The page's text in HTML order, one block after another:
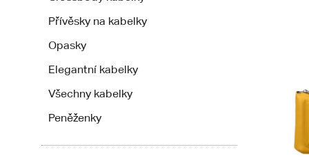
Přívěsky na kabelky
Opasky
Elegantní kabelky
Všechny kabelky
Peněženky